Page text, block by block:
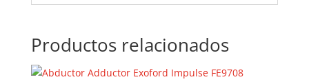
Productos relacionados